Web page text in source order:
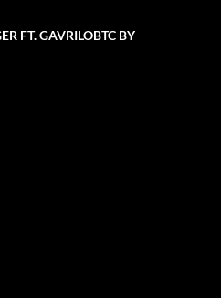
FT. GAVRILOBTC BY